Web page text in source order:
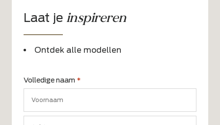
Laat je inspireren
Ontdek alle modellen
Volledige naam *
Voornaam